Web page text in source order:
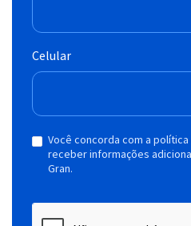
Celular
Você concorda com a
receber informações
Gran.